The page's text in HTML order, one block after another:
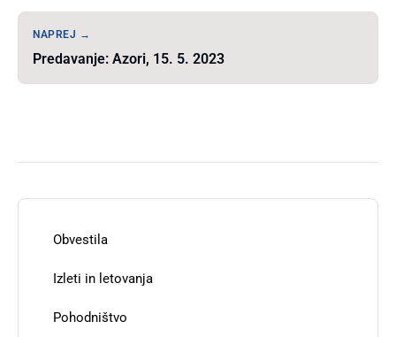
NAPREJ →
Predavanje: Azori, 15. 5. 2023
Obvestila
Izleti in letovanja
Pohodništvo